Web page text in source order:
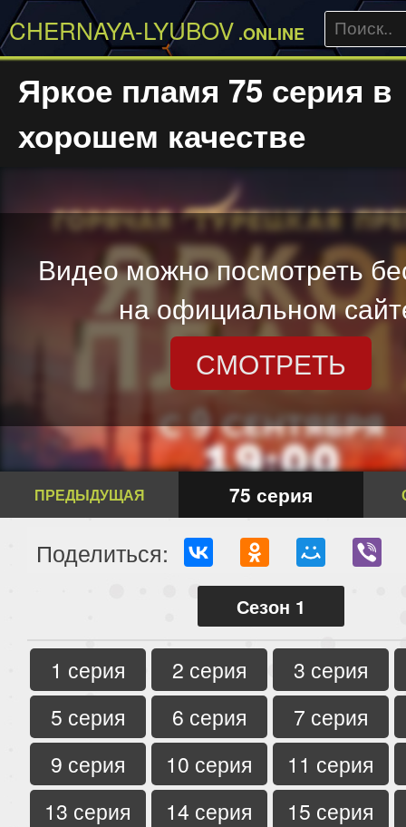
CHERNAYA-LYUBOV .ONLINE
Яркое пламя 75 серия в
хорошем качестве
Видео можно посмотреть
на официальном
СМОТРЕТЬ
ПРЕДЫДУЩАЯ 75 серия
Поделиться:
Сезон 1
1 серия 2 серия
3 серия
5 серия
6 серия
7 серия
9 серия
10 серия
11 серия
13 серия
14 серия
15 серия